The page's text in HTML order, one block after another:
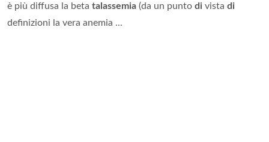
è più diffusa la beta talassemia (da un punto di vista di
definizioni la vera anemia ...